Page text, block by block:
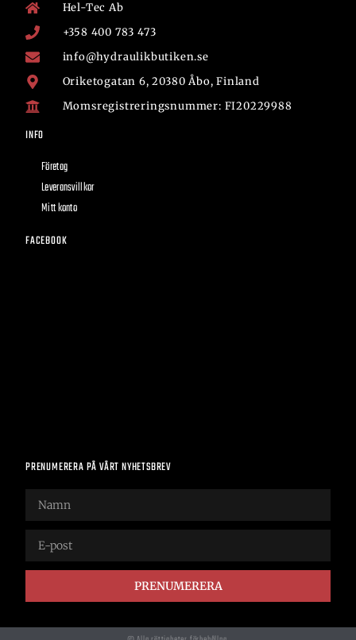
Hel-Tec Ab
+358 400 783 473
info@hydraulikbutiken.se
Oriketogatan 6, 20380 Åbo, Finland
Momsregistreringsnummer: FI20229988
INFO
Företag
Leveransvillkor
Mitt konto
FACEBOOK
PRENUMERERA PÅ VÅRT NYHETSBREV
PRENUMERERA